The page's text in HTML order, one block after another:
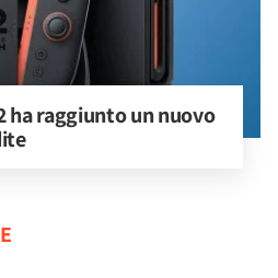
ha raggiunto un nuovo